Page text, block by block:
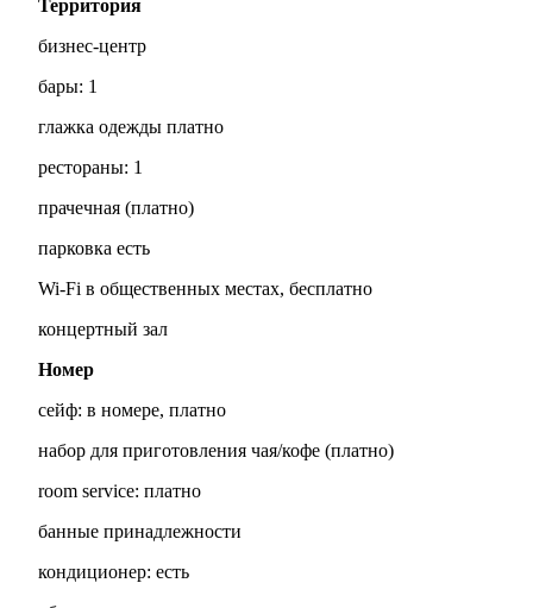
Территория
бизнес-центр
бары: 1
глажка одежды платно
рестораны: 1
прачечная (платно)
парковка есть
Wi-Fi в общественных местах, бесплатно
концертный зал
Номер
сейф: в номере, платно
набор для приготовления чая/кофе (платно)
room service: платно
банные принадлежности
кондиционер: есть